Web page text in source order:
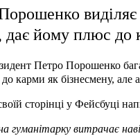
виділяє
дає йому плюс до
Петро Порошенко
карми як бізнесмену, але
сторінці у Фейсбуці
гуманітарку витрачає